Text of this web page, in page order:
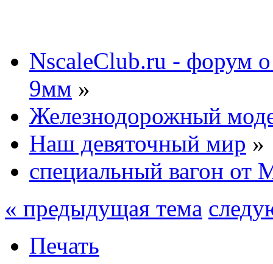
NscaleClub.ru - форум
9мм »
Железнодорожный
Наш девяточный мир »
специальный вагон от
« предыдущая тема
Печать